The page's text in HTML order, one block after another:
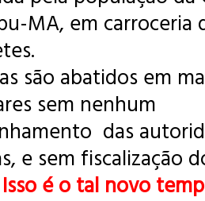
MA, em carroceria
são abatidos em
sem nenhum
das
e sem fiscalização
Isso é o tal novo